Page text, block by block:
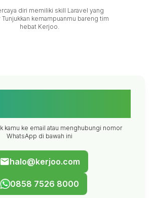
diri memiliki skill Laravel yang
Tunjukkan kemampuanmu bareng tim
hebat Kerjoo.
kamu ke email atau menghubungi nomor
WhatsApp di bawah ini
halo@kerjoo.com
0858 7526 8000